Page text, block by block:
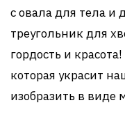
с овала для тела и
треугольник для
гордость и
которая украсит
изобразить в виде